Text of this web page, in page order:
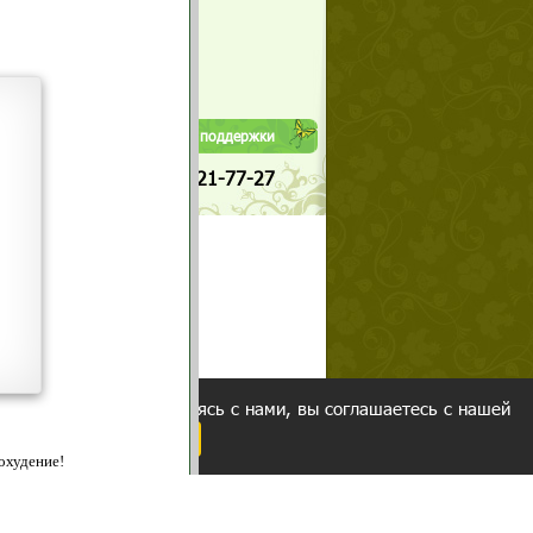
Телефоны службы поддержки
+7 (909) 421-77-27
cookies. Оставаясь с нами, вы соглашаетесь с нашей